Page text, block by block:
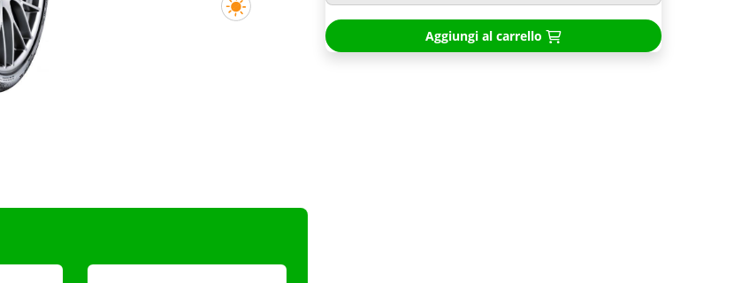
Aggiungi al carrello